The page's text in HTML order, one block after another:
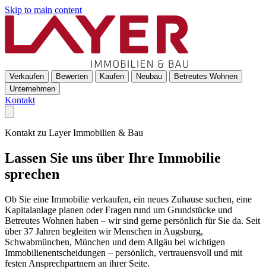
Skip to main content
Verkaufen Bewerten Kaufen Neubau
Betreutes Wohnen
Unternehmen
Kontakt
Kontakt zu Layer Immobilien & Bau
Lassen Sie uns über Ihre Immobilie
sprechen
Ob Sie eine Immobilie verkaufen, ein neues Zuhause suchen, eine
Kapitalanlage planen oder Fragen rund um Grundstücke und
Betreutes Wohnen haben – wir sind gerne persönlich für Sie da. Seit
über 37 Jahren begleiten wir Menschen in Augsburg,
Schwabmünchen, München und dem Allgäu bei wichtigen
Immobilienentscheidungen – persönlich, vertrauensvoll und mit
festen Ansprechpartnern an ihrer Seite.